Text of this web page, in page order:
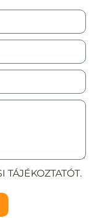
TÁJÉKOZTATÓT.